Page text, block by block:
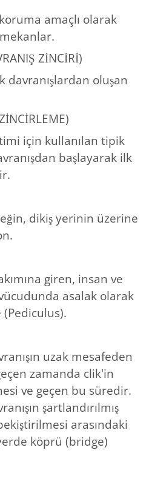
amaçlı olarak
ZİNCİRİ)
davranışlardan oluşan
için kullanılan tipik
başlayarak ilk
dikiş yerinin üzerine
giren, insan ve
asalak olarak
uzak mesafeden
zamanda clik'in
ve geçen bu süredir.
şartlandırılmış
arasındaki
köprü (bridge)